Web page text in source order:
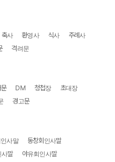
축사 환영사 식사
주례사
격려문
DM 청첩장
초대장
경고문
사말
동창회인사말
사말
야유회인사말